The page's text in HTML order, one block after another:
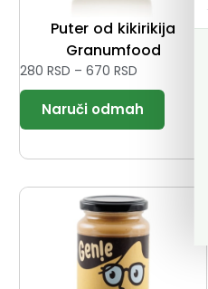
Puter od kikirikija
Granumfood
280 RSD – 670 RSD